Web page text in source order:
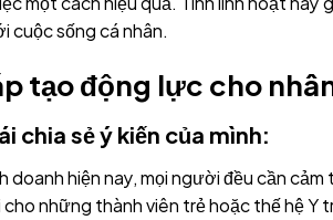
cuộc sống cá nhân.
tạo động lực cho
chia sẻ ý kiến của mình:
doanh hiện nay, mọi người đều cần
những thành viên trẻ hoặc thế hệ Y